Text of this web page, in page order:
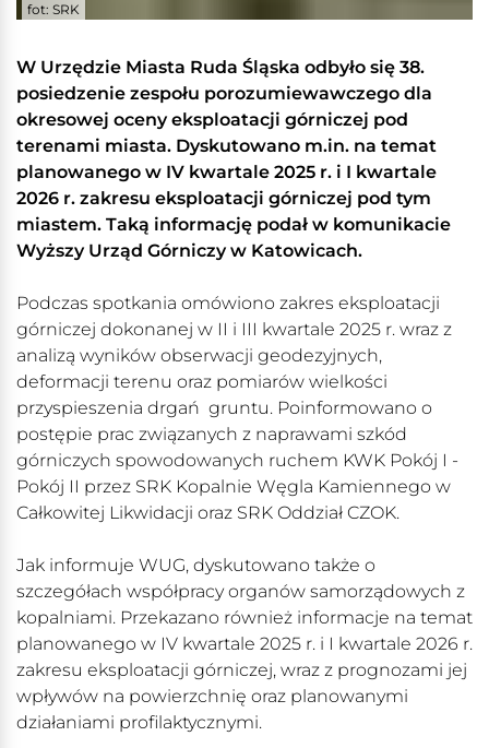
fot: SRK
W Urzędzie Miasta Ruda Śląska odbyło się 38.
posiedzenie zespołu porozumiewawczego dla
okresowej oceny eksploatacji górniczej pod
terenami miasta. Dyskutowano m.in. na temat
planowanego w IV kwartale 2025 r. i I kwartale
2026 r. zakresu eksploatacji górniczej pod tym
miastem. Taką informację podał w komunikacie
Wyższy Urząd Górniczy w Katowicach.
Podczas spotkania omówiono zakres eksploatacji
górniczej dokonanej w II i III kwartale 2025 r. wraz z
analizą wyników obserwacji geodezyjnych,
deformacji terenu oraz pomiarów wielkości
przyspieszenia drgań gruntu. Poinformowano o
postępie prac związanych z naprawami szkód
górniczych spowodowanych ruchem KWK Pokój I -
Pokój II przez SRK Kopalnie Węgla Kamiennego w
Całkowitej Likwidacji oraz SRK Oddział CZOK.
Jak informuje WUG, dyskutowano także o
szczegółach współpracy organów samorządowych z
kopalniami. Przekazano również informacje na temat
planowanego w IV kwartale 2025 r. i I kwartale 2026 r.
zakresu eksploatacji górniczej, wraz z prognozami jej
wpływów na powierzchnię oraz planowanymi
działaniami profilaktycznymi.